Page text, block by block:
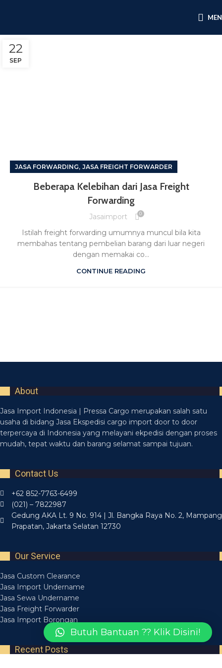
22
SEP
JASA FORWARDING, JASA FREIGHT FORWARDER
Beberapa Kelebihan dari Jasa Freight
Forwarding
Jasaimport 0
Istilah freight forwarding umumnya muncul bila kita
membahas tentang pembelian barang dari luar negeri
dengan memakai co...
CONTINUE READING
About
Jasa Import Indonesia | Pressa Cargo merupakan salah satu
usaha di bidang Jasa Ekspedisi cargo import door to door
terpercaya di Indonesia yang melayani ekpedisi dengan proses
mudah, tepat waktu dan barang selamat sampai tujuan.
Contact Us
+62 852-7763-6499
(021) – 7822987
Gedung AKA Lt. 9 No. 914 | Jl. Bangka Raya No. 2, Mampang
Prapatan, Jakarta Selatan 12730
Our Service
Jasa Custom Clearance
Jasa Import Undername
Jasa Sewa Undername
Jasa Freight Forwarder
Jasa Import Borongan
Recent Posts
Butuh Bantuan ?? Klik Disini!